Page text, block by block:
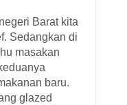
Barat kita
Sedangkan di
masakan
baru.
glazed